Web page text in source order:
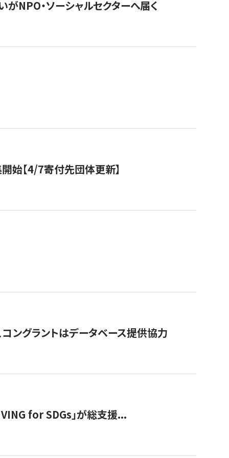
NPO・ソーシャルセクターへ届く
始【4/7寄付先団体更新】
ングラントはデータベース提供協力
for SDGs」が総支援...